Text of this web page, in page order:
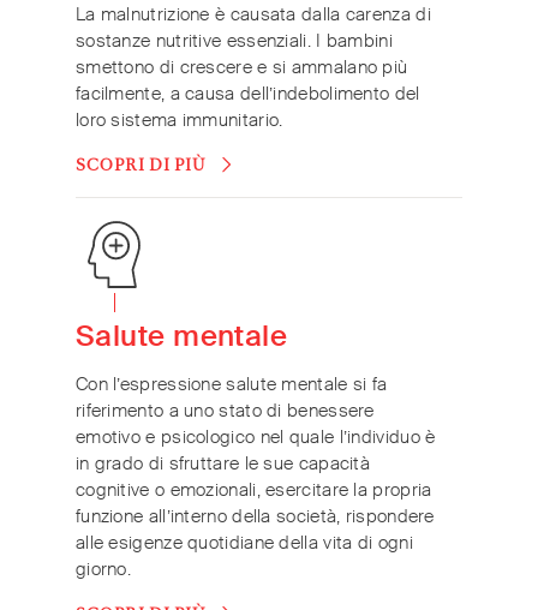
La malnutrizione è causata dalla carenza di
sostanze nutritive essenziali. I bambini
smettono di crescere e si ammalano più
facilmente, a causa dell’indebolimento del
loro sistema immunitario.
SCOPRI DI PIÙ
Salute mentale
Con l’espressione salute mentale si fa
riferimento a uno stato di benessere
emotivo e psicologico nel quale l’individuo è
in grado di sfruttare le sue capacità
cognitive o emozionali, esercitare la propria
funzione all’interno della società, rispondere
alle esigenze quotidiane della vita di ogni
giorno.